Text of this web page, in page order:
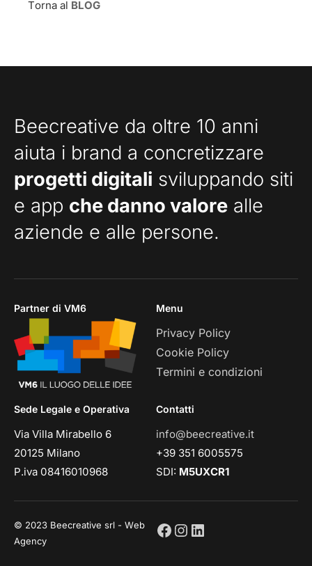
Torna al BLOG
Beecreative da oltre 10 anni
aiuta i brand a concretizzare
progetti digitali sviluppando siti
e app che danno valore alle
aziende e alle persone.
Partner di VM6 Menu
Privacy Policy
Cookie Policy
Termini e condizioni
Sede Legale e Operativa
Via Villa Mirabello 6
20125 Milano
P.iva 08416010968
Contatti
info@beecreative.it
+39 351 6005575
SDI: M5UXCR1
© 2023 Beecreative srl - Web
Agency